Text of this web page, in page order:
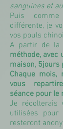
sanguines et
Puis
différente, je
vos pouls
A partir de la
méthode, avec
maison, 5jours
Chaque
vous
séance pour le
Je récolterais
utilisées
resteront